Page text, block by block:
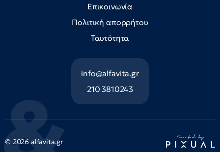
Επικοινωνία
Πολιτική απορρήτου
Ταυτότητα
info@alfavita.gr
210 3810243
© 2026 alfavita.gr